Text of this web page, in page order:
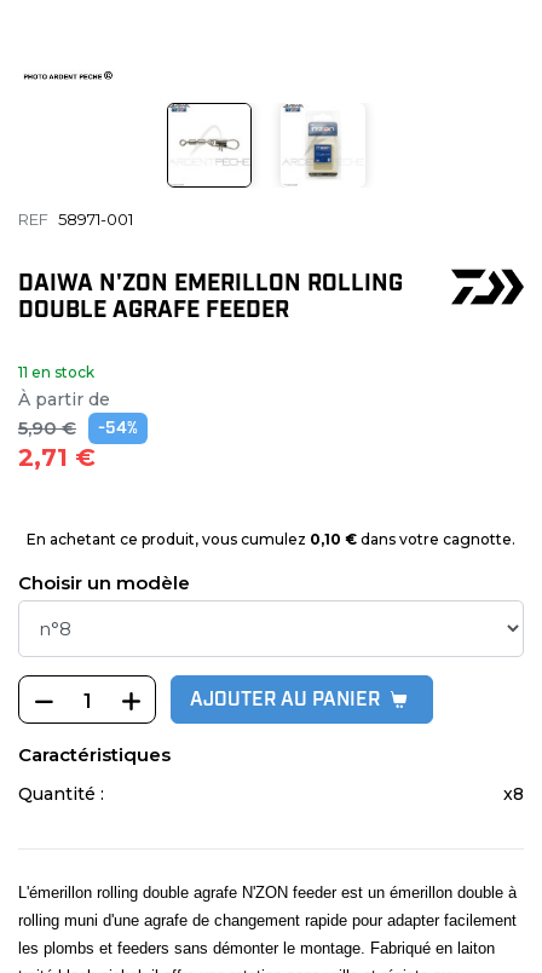
REF 58971-001
DAIWA N'ZON EMERILLON ROLLING
DOUBLE AGRAFE FEEDER
11 en stock
À partir de
5,90 € -54%
2,71 €
En achetant ce produit, vous cumulez 0,10 € dans votre cagnotte.
Choisir un modèle
AJOUTER AU PANIER
Caractéristiques
Quantité : x8
L'émerillon rolling double agrafe N'ZON feeder est un émerillon double à
rolling muni d'une agrafe de changement rapide pour adapter facilement
les plombs et feeders sans démonter le montage. Fabriqué en laiton